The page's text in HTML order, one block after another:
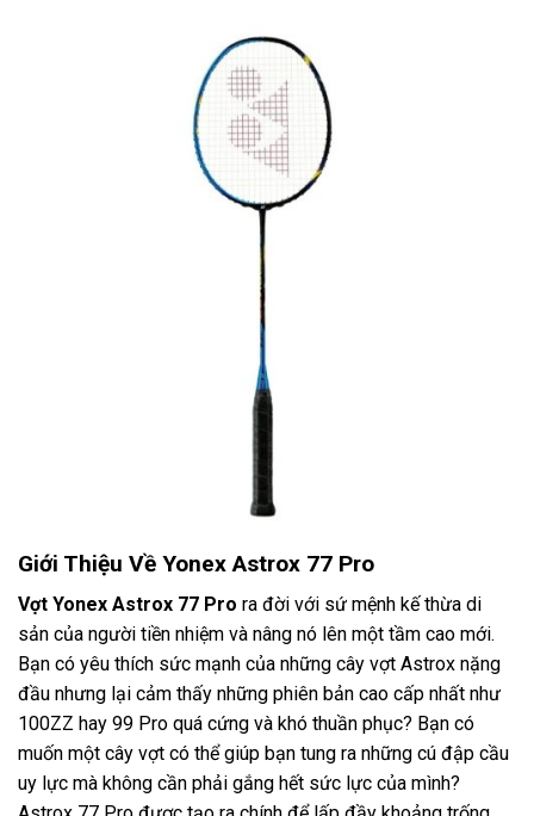
Giới Thiệu Về Yonex Astrox 77 Pro
Vợt Yonex Astrox 77 Pro ra đời với sứ mệnh kế thừa di
sản của người tiền nhiệm và nâng nó lên một tầm cao mới.
Bạn có yêu thích sức mạnh của những cây vợt Astrox nặng
đầu nhưng lại cảm thấy những phiên bản cao cấp nhất như
100ZZ hay 99 Pro quá cứng và khó thuần phục? Bạn có
muốn một cây vợt có thể giúp bạn tung ra những cú đập cầu
uy lực mà không cần phải gắng hết sức lực của mình?